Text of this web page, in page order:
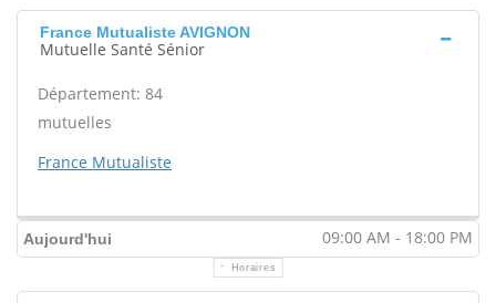
France Mutualiste AVIGNON
Mutuelle Santé Sénior
Département: 84
mutuelles
France Mutualiste
Aujourd'hui 09:00 AM - 18:00 PM
Horaires